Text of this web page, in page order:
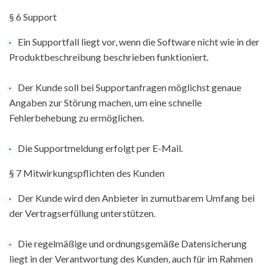
§ 6 Support
Ein Supportfall liegt vor, wenn die Software nicht wie in der
Produktbeschreibung beschrieben funktioniert.
Der Kunde soll bei Supportanfragen möglichst genaue
Angaben zur Störung machen, um eine schnelle
Fehlerbehebung zu ermöglichen.
Die Supportmeldung erfolgt per E-Mail.
§ 7 Mitwirkungspflichten des Kunden
Der Kunde wird den Anbieter in zumutbarem Umfang bei
der Vertragserfüllung unterstützen.
Die regelmäßige und ordnungsgemäße Datensicherung
liegt in der Verantwortung des Kunden, auch für im Rahmen